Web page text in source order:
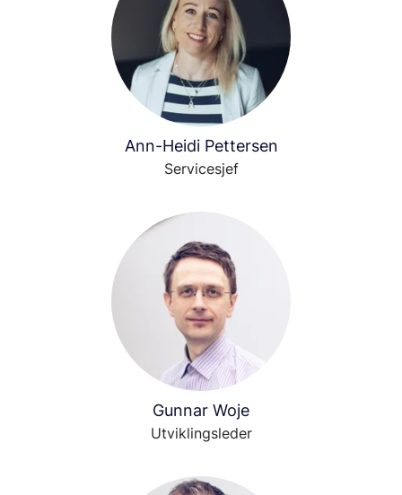
Ann-Heidi Pettersen
Servicesjef
Gunnar Woje
Utviklingsleder